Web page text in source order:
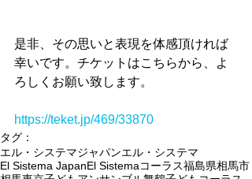
是非、その思いと表現を体感頂ければ
幸いです。チケットはこちらから、よ
ろしくお願い致します。
https://teket.jp/469/33870
タグ：
エル・システマジャパンエル・システマ
El Sistema JapanEl Sistemaコーラス福島県相馬市